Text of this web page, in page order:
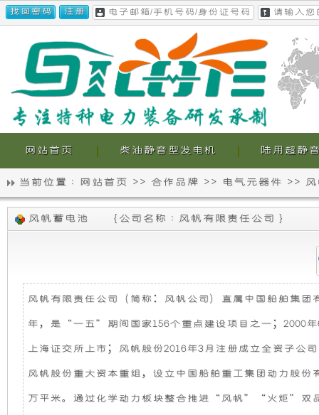
陆用超静
我
们
超
静
发
柴油静音型发电机
静
电
机
是
网站首页
当前位置 : 网站首页 >> 合作品牌 >> 电气元器件 >>
风帆蓄电池 { 公司名称 : 风帆有限责任公司 }
风帆有限责任公司（简称：风帆公司）直属中国船舶集
年，是“一五”期间国家156个重点建设项目之一；2000
上海证交所上市；风帆股份2016年3月注册成立全资子公
风帆股份重大资本重组，设立中国船舶重工集团动力股
万平米。通过化学动力板块整合推进“风帆”“火炬”双品